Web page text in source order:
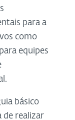
para a
como
equipes
básico
de realizar